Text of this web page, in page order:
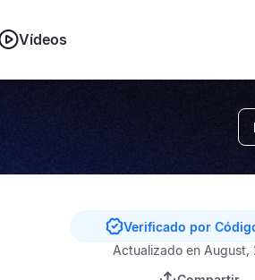
Vídeos
Verificado por
Actualizado en August,